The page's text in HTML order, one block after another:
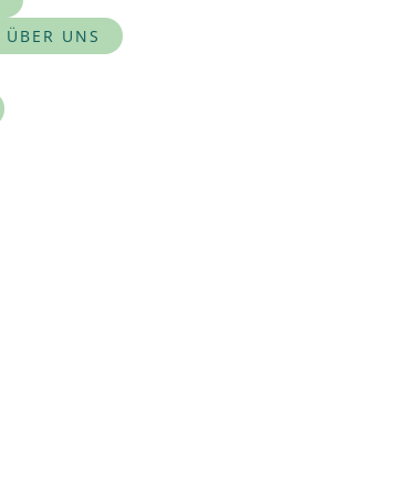
ÜBER UNS